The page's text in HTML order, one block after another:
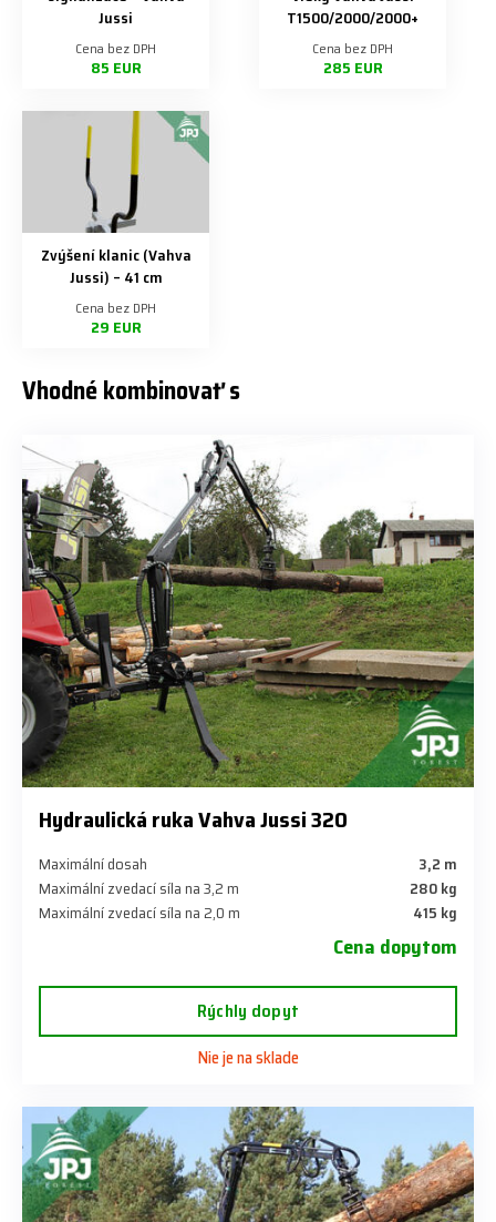
Jussi
Cena bez DPH
85 EUR
T1500/2000/2000+
Cena bez DPH
285 EUR
Zvýšení klanic (Vahva
Jussi) – 41 cm
Cena bez DPH
29 EUR
Vhodné kombinovať s
Hydraulická ruka Vahva Jussi 320
Maximální dosah
3,2 m
Maximální zvedací síla na 3,2 m
280 kg
Maximální zvedací síla na 2,0 m
415 kg
Cena dopytom
Rýchly dopyt
Nie je na sklade